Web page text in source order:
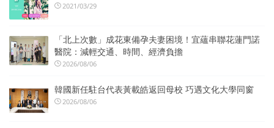
2021/03/29
「北上次數」成花東備孕夫妻困境！宜蘊串聯花蓮門諾
醫院：減輕交通、時間、經濟負擔
2026/08/06
韓國新任駐台代表黃載皓返回母校 巧遇文化大學同窗
2026/08/06